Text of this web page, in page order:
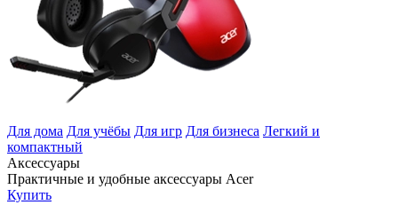
Для дома Для учёбы Для игр Для бизнеса Легкий и
компактный
Аксессуары
Практичные и удобные аксессуары Acer
Купить